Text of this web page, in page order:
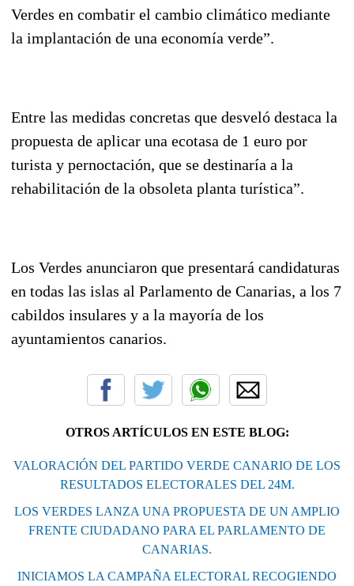
Verdes en combatir el cambio climático mediante
la implantación de una economía verde”.
Entre las medidas concretas que desveló destaca la
propuesta de aplicar una ecotasa de 1 euro por
turista y pernoctación, que se destinaría a la
rehabilitación de la obsoleta planta turística”.
Los Verdes anunciaron que presentará candidaturas
en todas las islas al Parlamento de Canarias, a los 7
cabildos insulares y a la mayoría de los
ayuntamientos canarios.
OTROS ARTÍCULOS EN ESTE BLOG:
VALORACIÓN DEL PARTIDO VERDE CANARIO DE LOS
RESULTADOS ELECTORALES DEL 24M.
LOS VERDES LANZA UNA PROPUESTA DE UN AMPLIO
FRENTE CIUDADANO PARA EL PARLAMENTO DE
CANARIAS.
INICIAMOS LA CAMPAÑA ELECTORAL RECOGIENDO